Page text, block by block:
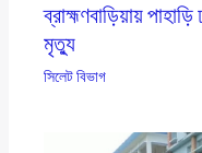
ব্রাহ্মণবাড়িয়ায়
মৃত্যু
সিলেট বিভাগ